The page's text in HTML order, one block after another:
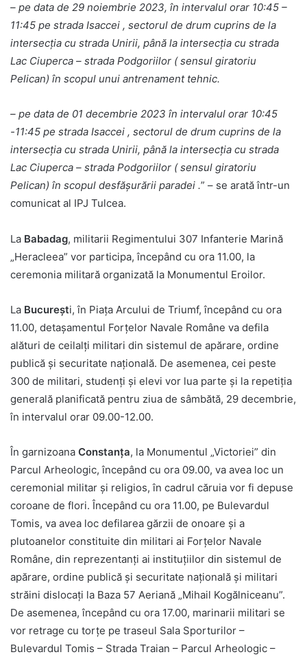
– pe data de 29 noiembrie 2023, în intervalul orar 10:45 –
11:45 pe strada Isaccei , sectorul de drum cuprins de la
intersecția cu strada Unirii, până la intersecția cu strada
Lac Ciuperca – strada Podgoriilor ( sensul giratoriu
Pelican) în scopul unui antrenament tehnic.
– pe data de 01 decembrie 2023 în intervalul orar 10:45
-11:45 pe strada Isaccei , sectorul de drum cuprins de la
intersecția cu strada Unirii, până la intersecția cu strada
Lac Ciuperca – strada Podgoriilor ( sensul giratoriu
Pelican) în scopul desfășurării paradei .” – se arată într-un
comunicat al IPJ Tulcea.
La Babadag, militarii Regimentului 307 Infanterie Marină
„Heracleea” vor participa, începând cu ora 11.00, la
ceremonia militară organizată la Monumentul Eroilor.
La București, în Piața Arcului de Triumf, începând cu ora
11.00, detașamentul Forțelor Navale Române va defila
alături de ceilalți militari din sistemul de apărare, ordine
publică și securitate națională. De asemenea, cei peste
300 de militari, studenți și elevi vor lua parte și la repetiția
generală planificată pentru ziua de sâmbătă, 29 decembrie,
în intervalul orar 09.00-12.00.
În garnizoana Constanța, la Monumentul „Victoriei” din
Parcul Arheologic, începând cu ora 09.00, va avea loc un
ceremonial militar și religios, în cadrul căruia vor fi depuse
coroane de flori. Începând cu ora 11.00, pe Bulevardul
Tomis, va avea loc defilarea gărzii de onoare și a
plutoanelor constituite din militari ai Forțelor Navale
Române, din reprezentanți ai instituțiilor din sistemul de
apărare, ordine publică și securitate națională și militari
străini dislocați la Baza 57 Aeriană „Mihail Kogălniceanu”.
De asemenea, începând cu ora 17.00, marinarii militari se
vor retrage cu torțe pe traseul Sala Sporturilor –
Bulevardul Tomis – Strada Traian – Parcul Arheologic –